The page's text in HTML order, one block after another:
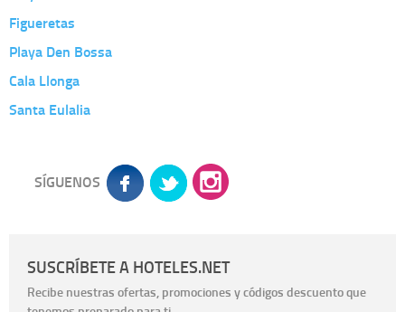
Figueretas
Playa Den Bossa
Cala Llonga
Santa Eulalia
SÍGUENOS
SUSCRÍBETE A HOTELES.NET
Recibe nuestras ofertas, promociones y códigos descuento que